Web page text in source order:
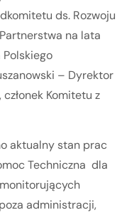
ds. Rozwoju
na lata
Polskiego
– Dyrektor
Komitetu z
aktualny stan prac
Techniczna dla
administracji,